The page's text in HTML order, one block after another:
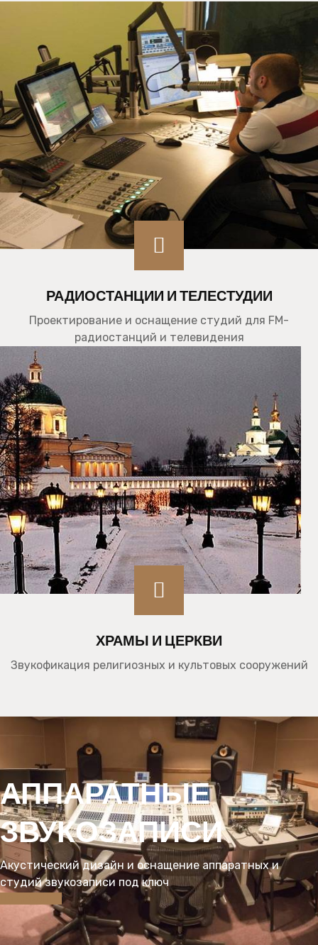
РАДИОСТАНЦИИ И ТЕЛЕСТУДИИ
Проектирование и оснащение студий для FM-
радиостанций и телевидения
ХРАМЫ И ЦЕРКВИ
Звукофикация религиозных и культовых сооружений
АППАРАТНЫЕ
ЗВУКОЗАПИСИ
Акустический дизайн и оснащение аппаратных и
студий звукозаписи под ключ